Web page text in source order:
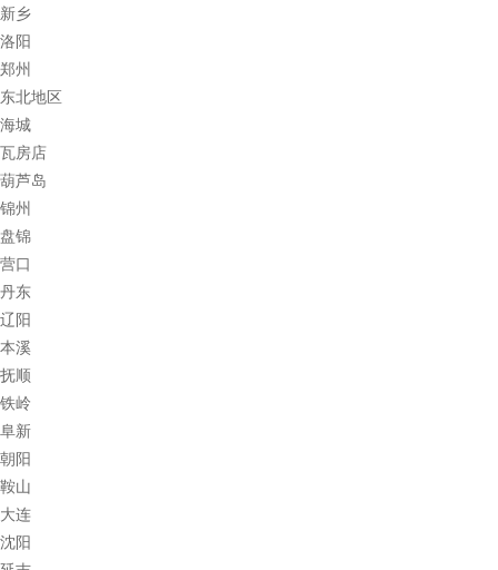
新乡
洛阳
郑州
东北地区
海城
瓦房店
葫芦岛
锦州
盘锦
营口
丹东
辽阳
本溪
抚顺
铁岭
阜新
朝阳
鞍山
大连
沈阳